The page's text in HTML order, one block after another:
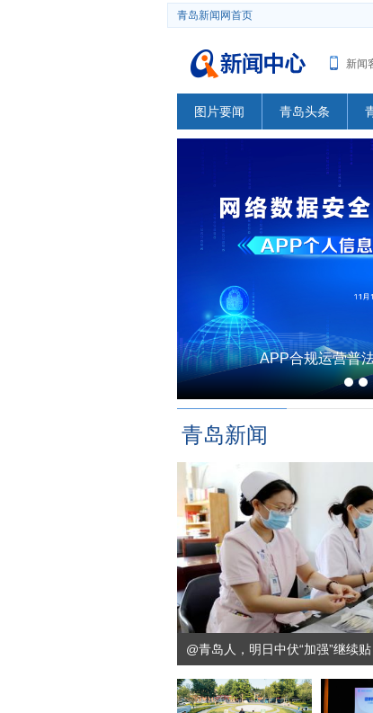
青岛新闻网首页
新闻
图片要闻 青岛头条
APP合规运营普
青岛新闻
@青岛人，明日中伏“加强”继续